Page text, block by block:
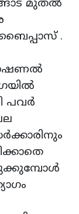
മുതൽ
ബൈപ്പാസ് .
പവർ